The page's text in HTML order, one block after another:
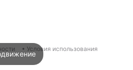
• Условия использования